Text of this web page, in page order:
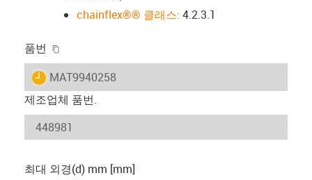
chainflex®® 클래스: 4.2.3.1
품번
igus-icon-lieferzeit
MAT9940258
제조업체 품번.
최대 외경(d) mm [mm]